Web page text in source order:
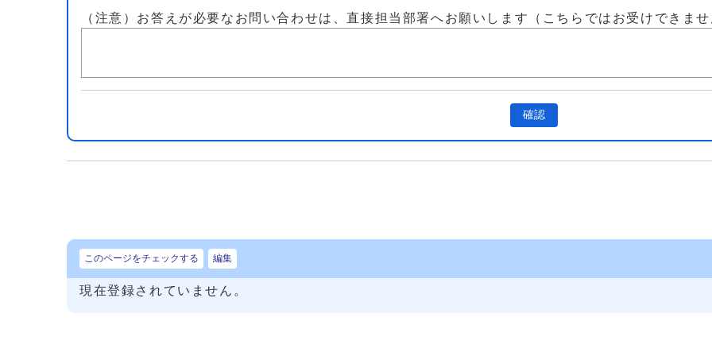
（注意）お答えが必要なお問い合わせは、直接担当部署へお願いします（こちらではお受けできま
確認
このページをチェックする 編集
現在登録されていません。